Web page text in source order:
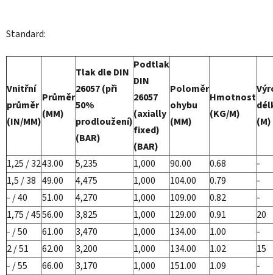
Standard:
Vnitřní
průměr
(IN/MM)
Průměr
(MM)
Tlak dle DIN
26057 (při
50%
prodloužení)
(BAR)
Podtlak
DIN
26057
(axially
fixed)
(BAR)
Poloměr
ohybu
(MM)
Hmotnost
(KG/M)
(M)
1,25 / 3243.00 5,235 1,000 90.00 0.68
-
1,5 / 38 49.00 4,475 1,000 104.00 0.79
-
- / 40
51.00 4,270 1,000 109.00 0.82
-
1,75 / 4556.00 3,825 1,000 129.00 0.91
20
- / 50
61.00 3,470 1,000 134.00 1.00
-
2 / 51
62.00 3,200 1,000 134.00 1.02
15
- / 55
66.00 3,170 1,000 151.00 1.09
-